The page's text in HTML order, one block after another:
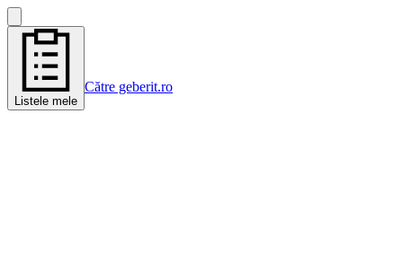
Listele mele
Către geberit.ro